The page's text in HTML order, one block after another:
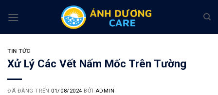
đến
TIN TỨC
Xử Lý Các Vết Nấm Mốc Trên Tường
ĐÃ ĐĂNG TRÊN 01/08/2024 BỞI ADMIN